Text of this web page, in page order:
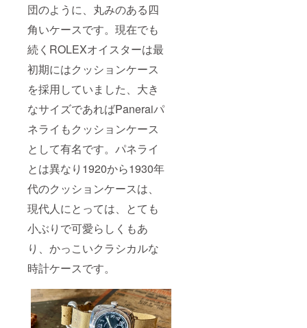
団のように、丸みのある四
角いケースです。現在でも
続くROLEXオイスターは最
初期にはクッションケース
を採用していました、大き
なサイズであればPaneraiパ
ネライもクッションケース
として有名です。パネライ
とは異なり1920から1930年
代のクッションケースは、
現代人にとっては、とても
小ぶりで可愛らしくもあ
り、かっこいクラシカルな
時計ケースです。